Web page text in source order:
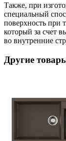
Также, при
специальный
поверхность при
который за счет
во внутренние
Другие